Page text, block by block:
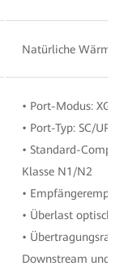
Natürliche
• Port-Modus:
• Port-Typ: SC/UPC
• Standard-
Klasse N1/N2
•
• Überlast optische
•
Downstream und